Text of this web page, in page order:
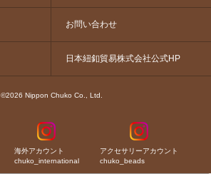
お問い合わせ
日本紐釦貿易株式会社公式HP
©2026 Nippon Chuko Co., Ltd.
海外アカウント
chuko_international
アクセサリーアカウント
chuko_beads